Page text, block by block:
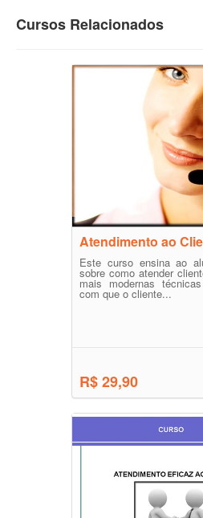
Cursos Relacionados
Atendimento ao
Este curso ensina ao
sobre como atender
mais modernas
com que o cliente...
R$ 29,90